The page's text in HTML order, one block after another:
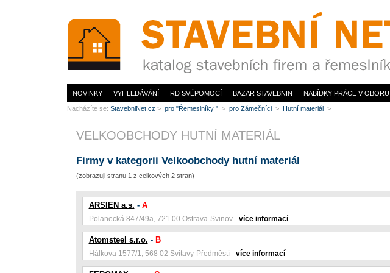
VELKOOBCHODY HUTNÍ MATERIÁL
Firmy v kategorii Velkoobchody hutní materiál
(zobrazuji stranu 1 z celkových 2 stran)
ARSIEN a.s. - A
Polanecká 847/49a, 721 00 Ostrava-Svinov - více informací
Atomsteel s.r.o. - B
Hálkova 1577/1, 568 02 Svitavy-Předměstí - více informací
NOVINKY VYHLEDÁVÁNÍ RD SVÉPOMOCÍ BAZAR STAVEBNIN NABÍDKY PRÁCE V OBORU
Nacházíte se: StavebniNet.cz > pro "Řemeslníky " > pro Zámečníci > Hutní materiál >